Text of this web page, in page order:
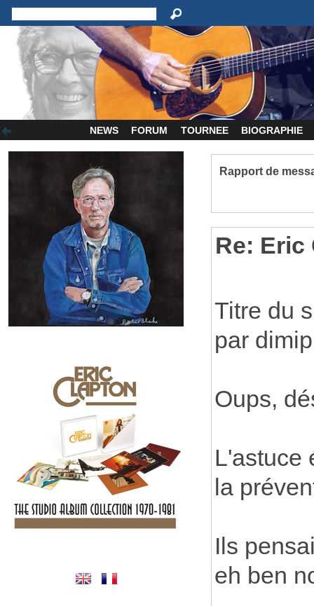
NEWS FORUM TOURNEE BIOGRAPHIE
Rapport de
Re: Eric
Titre du
par
Oups,
L'astuce
la
Ils
eh ben